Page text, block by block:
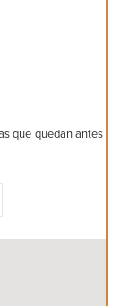
que quedan antes